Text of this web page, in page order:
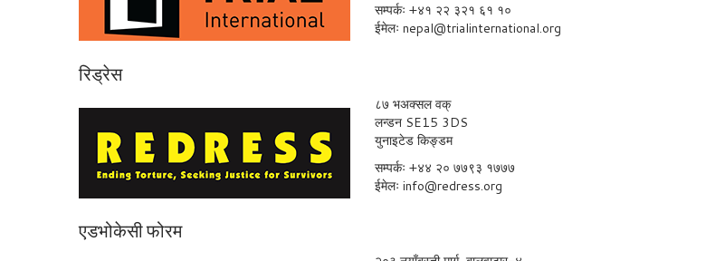
सम्पर्कः +४१ २२ ३२१ ६१ १०
ईमेलःnepal@trialinternational.org
रिड्रेस
८७ भअक्सल वक्
लन्डन SE15 3DS
युनाइटेड किङ्डम
सम्पर्कः +४४ २० ७७९३ १७७७
ईमेलःinfo@redress.org
एडभोकेसी फोरम